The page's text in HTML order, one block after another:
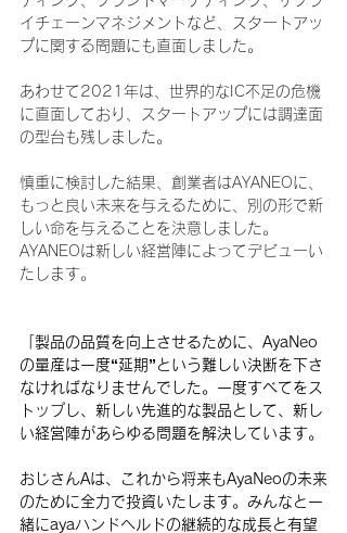
イチェーンマネジメントなど、スタートアッ
プに関する問題にも直面しました。
あわせて2021年は、世界的なIC不足の危機
に直面しており、スタートアップには調達面
の型台も残しました。
慎重に検討した結果、創業者はAYANEOに、
もっと良い未来を与えるために、別の形で新
しい命を与えることを決意しました。
AYANEOは新しい経営陣によってデビューい
たします。
「製品の品質を向上させるために、AyaNeo
の量産は一度“延期”という難しい決断を下さ
なければなりませんでした。一度すべてをス
トップし、新しい先進的な製品として、新し
い経営陣があらゆる問題を解決しています。
おじさんAは、これから将来もAyaNeoの未来
のために全力で投資いたします。みんなと一
緒にayaハンドヘルドの継続的な成長と有望